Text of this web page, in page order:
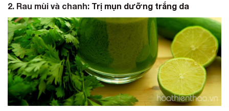
2. Rau mùi và chanh: Trị mụn dưỡng trắng da